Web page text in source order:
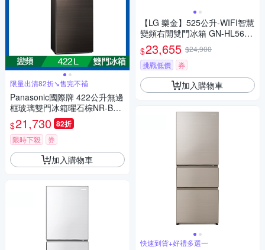
限量出清82折↘售完不補
Panasonic國際牌 422公升無邊
框玻璃雙門冰箱曜石棕NR-B42
1TG-T
$21,730 82折
限時下殺 券
加入購物車
【LG 樂金】525公升-WIFI智慧
變頻右開雙門冰箱 GN-HL567S
VN
$23,655 $24,900
挑戰低價
券
加入購物車
快速到貨+好禮多選一